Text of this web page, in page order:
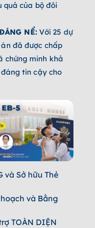
quả của bộ đôi
NỂ:Với 25 dự
đã được chấp
chứng minh khả
tin cậy cho
và Sở hữu Thẻ
và Bằng
TOÀN DIỆN